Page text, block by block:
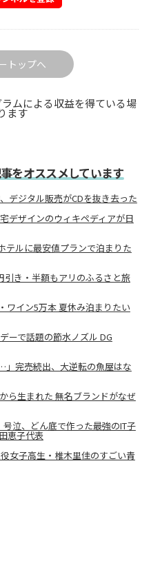
トップへ
ムによる収益を得ている場
ます
をオススメしています
デジタル販売がCDを抜き去った
デザインのウィキペディアが日
テルに最安値プランで泊まりた
引き・半額もアリのふるさと旅
ワイン5万本 夏休み泊まりたい
ーで話題の節水ノズル DG
完売続出、大逆転の魚屋はな
ら生まれた 無名ブランドがなぜ
号泣、どん底で作った最強のIT子
恵子代表
女子高生・椎木里佳のすごい青